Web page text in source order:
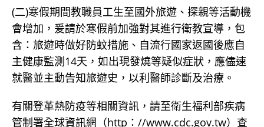
(二)寒假期間教職員工生至國外旅遊、探親等活動機
會增加，爰請於寒假前加強對其進行衛教宣導，包
含：旅遊時做好防蚊措施、自流行國家返國後應自
主健康監測14天，如出現發燒等疑似症狀，應儘速
就醫並主動告知旅遊史，以利醫師診斷及治療。
有關登革熱防疫等相關資訊，請至衛生福利部疾病
管制署全球資訊網（http：//www.cdc.gov.tw）查